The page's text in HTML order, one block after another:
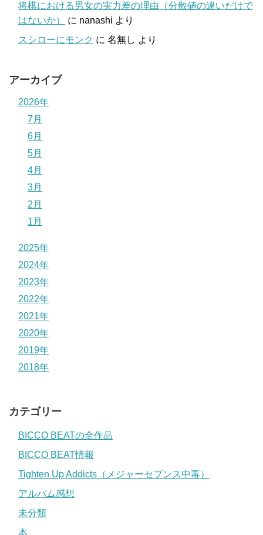
将棋における男女の実力差の理由（分散値の違いだけで
はないか）
に nanashi より
スシローにモンク に 名無し より
アーカイブ
2026年
7月
6月
5月
4月
3月
2月
1月
2025年
2024年
2023年
2022年
2021年
2020年
2019年
2018年
カテゴリー
BICCO BEATの全作品
BICCO BEAT情報
Tighten Up Addicts（メジャーセブンス中毒）
アルバム感想
未分類
本